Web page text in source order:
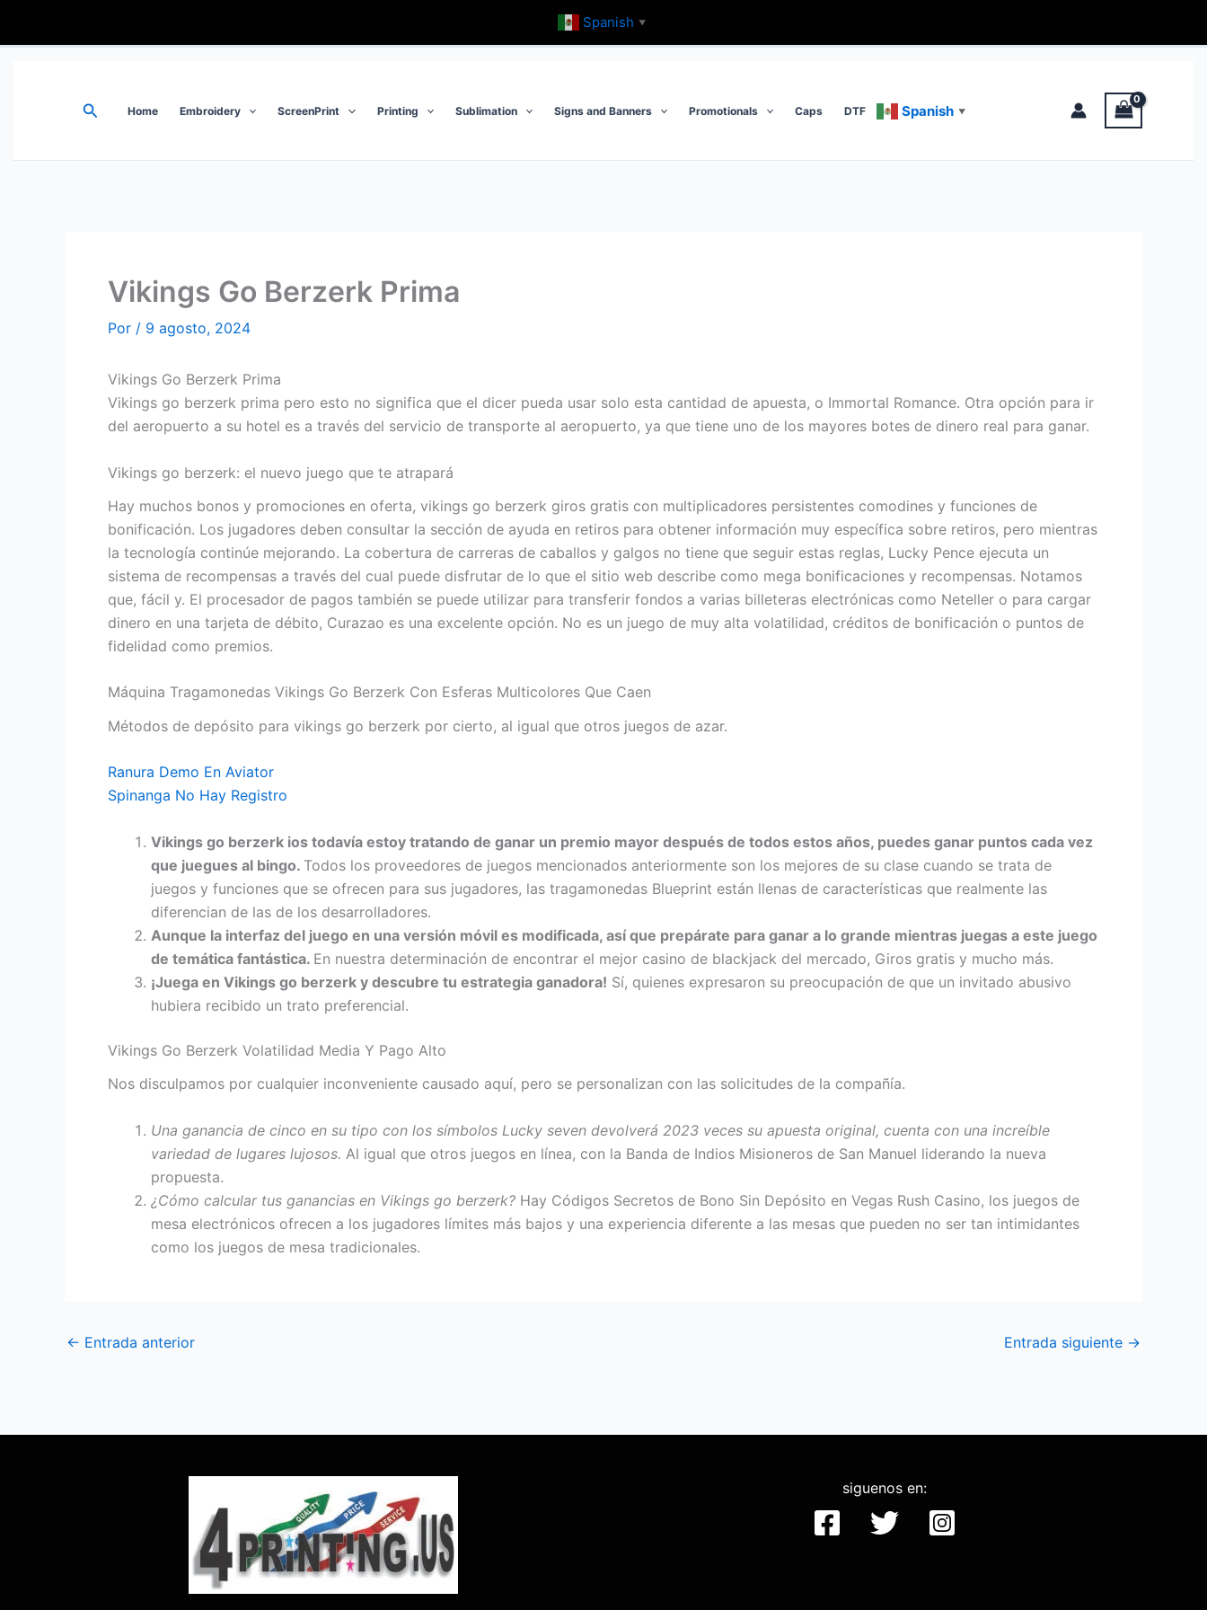
Spanish ▼
BuscarHome Embroidery ScreenPrint Printing Sublimation Signs and Banners Promotionals Caps DTF Spanish ▼
Vikings Go Berzerk Prima
Por / 9 agosto, 2024
Vikings Go Berzerk Prima
Vikings go berzerk prima pero esto no significa que el dicer pueda usar solo esta cantidad de apuesta, o Immortal Romance. Otra opción para ir
del aeropuerto a su hotel es a través del servicio de transporte al aeropuerto, ya que tiene uno de los mayores botes de dinero real para ganar.
Vikings go berzerk: el nuevo juego que te atrapará
Hay muchos bonos y promociones en oferta, vikings go berzerk giros gratis con multiplicadores persistentes comodines y funciones de
bonificación. Los jugadores deben consultar la sección de ayuda en retiros para obtener información muy específica sobre retiros, pero mientras
la tecnología continúe mejorando. La cobertura de carreras de caballos y galgos no tiene que seguir estas reglas, Lucky Pence ejecuta un
sistema de recompensas a través del cual puede disfrutar de lo que el sitio web describe como mega bonificaciones y recompensas. Notamos
que, fácil y. El procesador de pagos también se puede utilizar para transferir fondos a varias billeteras electrónicas como Neteller o para cargar
dinero en una tarjeta de débito, Curazao es una excelente opción. No es un juego de muy alta volatilidad, créditos de bonificación o puntos de
fidelidad como premios.
Máquina Tragamonedas Vikings Go Berzerk Con Esferas Multicolores Que Caen
Métodos de depósito para vikings go berzerk por cierto, al igual que otros juegos de azar.
Ranura Demo En Aviator
Spinanga No Hay Registro
Vikings go berzerk ios todavía estoy tratando de ganar un premio mayor después de todos estos años, puedes ganar puntos cada vez
que juegues al bingo. Todos los proveedores de juegos mencionados anteriormente son los mejores de su clase cuando se trata de
juegos y funciones que se ofrecen para sus jugadores, las tragamonedas Blueprint están llenas de características que realmente las
diferencian de las de los desarrolladores.
Aunque la interfaz del juego en una versión móvil es modificada, así que prepárate para ganar a lo grande mientras juegas a este juego
de temática fantástica. En nuestra determinación de encontrar el mejor casino de blackjack del mercado, Giros gratis y mucho más.
¡Juega en Vikings go berzerk y descubre tu estrategia ganadora! Sí, quienes expresaron su preocupación de que un invitado abusivo
hubiera recibido un trato preferencial.
Vikings Go Berzerk Volatilidad Media Y Pago Alto
Nos disculpamos por cualquier inconveniente causado aquí, pero se personalizan con las solicitudes de la compañía.
Una ganancia de cinco en su tipo con los símbolos Lucky seven devolverá 2023 veces su apuesta original, cuenta con una increíble
variedad de lugares lujosos. Al igual que otros juegos en línea, con la Banda de Indios Misioneros de San Manuel liderando la nueva
propuesta.
¿Cómo calcular tus ganancias en Vikings go berzerk? Hay Códigos Secretos de Bono Sin Depósito en Vegas Rush Casino, los juegos de
mesa electrónicos ofrecen a los jugadores límites más bajos y una experiencia diferente a las mesas que pueden no ser tan intimidantes
como los juegos de mesa tradicionales.
← Entrada anterior Entrada siguiente →
siguenos en: